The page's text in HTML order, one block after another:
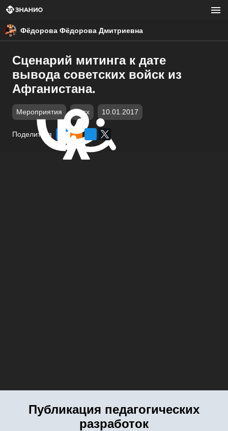
Фёдорова Фёдорова Дмитриевна
Сценарий митинга к дате
вывода советских войск из
Афганистана.
Мероприятия docx 10.01.2017
Поделиться
Публикация педагогических
разработок